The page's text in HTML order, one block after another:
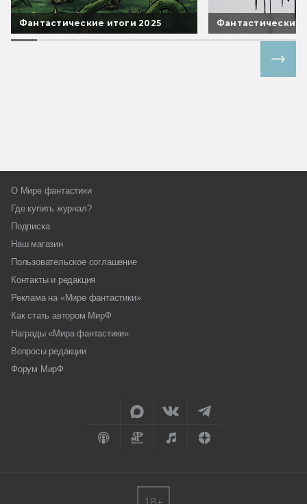
Фантастические итоги 2025 Фантастические
О Мире фантастики
Где купить журнал?
Подписка
Наш магазин
Пользовательское соглашение
Контакты и редакция
Реклама на «Мире фантастики»
Как стать автором МирФ
Награды «Мира фантастики»
Вопросы редакции
Форум МирФ